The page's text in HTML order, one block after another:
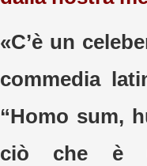
«C’è un
commedia
“Homo sum,
ciò che è